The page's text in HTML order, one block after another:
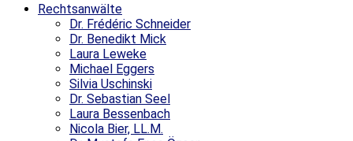
Rechtsanwälte
Dr. Frédéric Schneider
Dr. Benedikt Mick
Laura Leweke
Michael Eggers
Silvia Uschinski
Dr. Sebastian Seel
Laura Bessenbach
Nicola Bier, LL.M.